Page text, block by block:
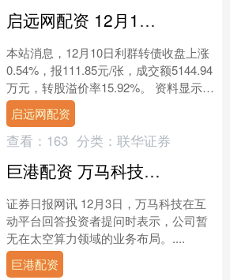
启远网配资 12月10日利群转债上涨0.54%，转股溢价率15.92%
本站消息，12月10日利群转债收盘上涨
0.54%，报111.85元/张，成交额5144.94
万元，转股溢价率15.92%。 资料显示，
利群转债信用级别为“AA”....
启远网配资
查看： 163 分类： 联华证券
巨港配资 万马科技：公司暂无在太空算力领域的业务布局
证券日报网讯 12月3日，万马科技在互
动平台回答投资者提问时表示，公司暂
无在太空算力领域的业务布局。....
巨港配资